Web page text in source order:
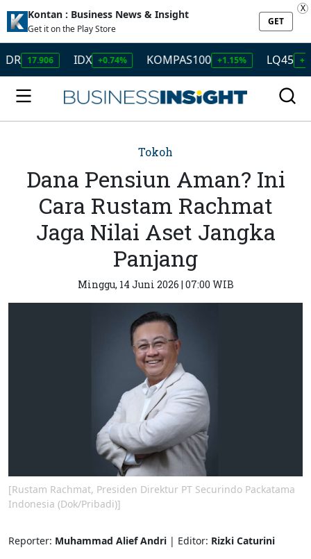
Kontan : Business News & Insight
Get it on the Play Store
GET
X
IDX +0.74% KOMPAS100 +1.15% LQ45 +1.29%
Tokoh
Dana Pensiun Aman? Ini
Cara Rustam Rachmat
Jaga Nilai Aset Jangka
Panjang
Minggu, 14 Juni 2026 | 07:00 WIB
[Rustam Rachmat, Presiden Direktur PT Securindo Packatama
Indonesia (Dok/Pribadi)]
Reporter: Muhammad Alief Andri | Editor: Rizki Caturini